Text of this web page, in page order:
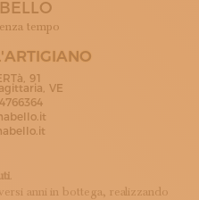
tempo
91
VE
.
anni in bottega, realizzando